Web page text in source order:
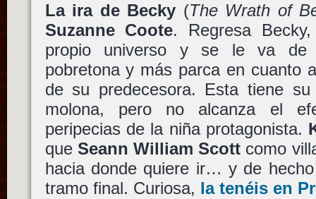
La ira de Becky (The Wrath of
Suzanne Coote. Regresa
propio universo y se le va de
pobretona y más parca en cuanto
de su predecesora. Esta tiene
molona, pero no alcanza el
peripecias de la niña protagonista.
que Seann William Scott como
hacia donde quiere ir… y de
tramo final. Curiosa, la tenéis en